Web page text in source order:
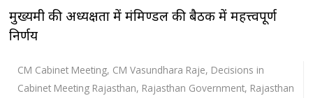
मुख्यमंत्री की अध्यक्षता में मंत्रिमण्डल की बैठक में महत्त्वपूर्ण
निर्णय
CM Cabinet Meeting, CM Vasundhara Raje, Decisions in
Cabinet Meeting Rajasthan, Rajasthan Government, Rajasthan